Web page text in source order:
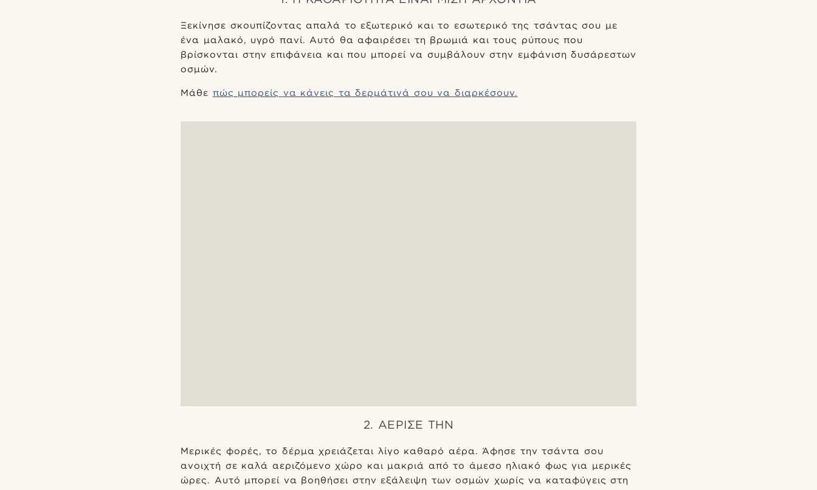
Ξεκίνησε σκουπίζοντας απαλά το εξωτερικό και το εσωτερικό της τσάντας σου με
ένα μαλακό, υγρό πανί. Αυτό θα αφαιρέσει τη βρωμιά και τους ρύπους που
βρίσκονται στην επιφάνεια και που μπορεί να συμβάλουν στην εμφάνιση δυσάρεστων
οσμών.
Μάθε πώς μπορείς να κάνεις τα δερμάτινά σου να διαρκέσουν.
2. ΑΈΡΙΣΈ ΤΗΝ
Μερικές φορές, το δέρμα χρειάζεται λίγο καθαρό αέρα. Άφησε την τσάντα σου
ανοιχτή σε καλά αεριζόμενο χώρο και μακριά από το άμεσο ηλιακό φως για μερικές
ώρες. Αυτό μπορεί να βοηθήσει στην εξάλειψη των οσμών χωρίς να καταφύγεις στη